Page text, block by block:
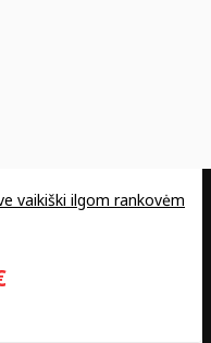
vaikiški ilgom rankovėm